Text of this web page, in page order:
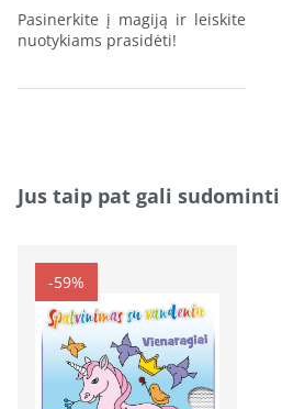
Pasinerkite į magiją ir leiskite
nuotykiams prasidėti!
Jus taip pat gali sudominti
-59%